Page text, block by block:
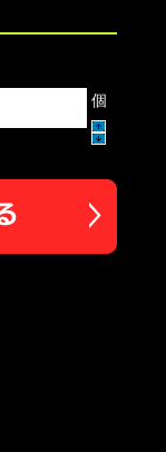
個